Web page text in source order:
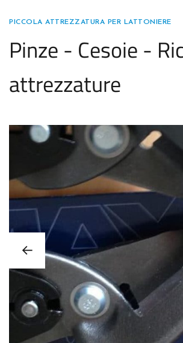
PICCOLA ATTREZZATURA PER LATTONIERE
Pinze - Cesoie -
attrezzature